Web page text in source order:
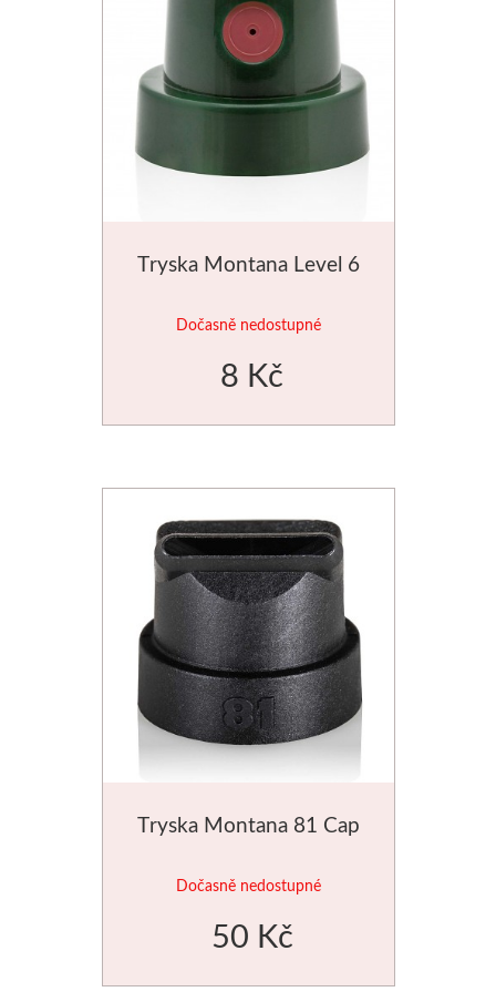
Tryska Montana Level 6
Dočasně nedostupné
8 Kč
Tryska Montana 81 Cap
Dočasně nedostupné
50 Kč